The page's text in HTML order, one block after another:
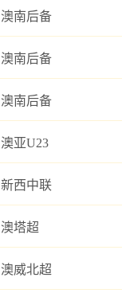
澳南后备
澳南后备
澳南后备
澳亚U23
新西中联
澳塔超
澳威北超